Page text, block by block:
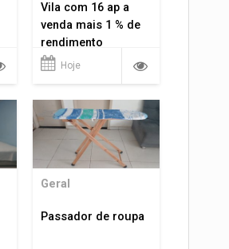
Vila com 16 ap a
venda mais 1 % de
rendimento
Hoje
Geral
Passador de roupa